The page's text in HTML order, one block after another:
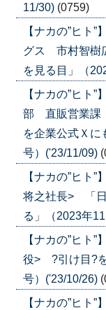
11/30) (0759)
【ナカの”ヒト
グス 市村智樹
を見る目」（
【ナカの”ヒ
部 直販営業
を企業公式Ｘに
号）('23/11/09)
【ナカの”ヒ
将之社長> 「日
る」（2023年
【ナカの”ヒ
役> ?引け目?
号）('23/10/26)
【ナカの”ヒ